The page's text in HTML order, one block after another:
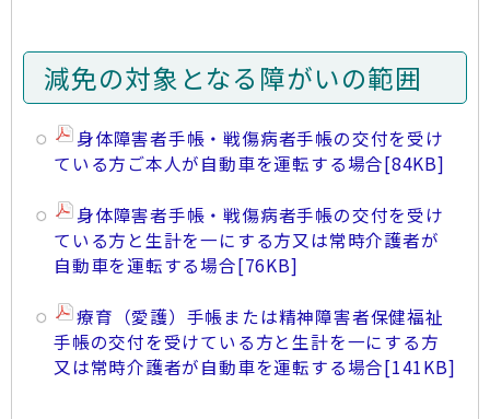
減免の対象となる障がいの範囲
身体障害者手帳・戦傷病者手帳の交付を受け
ている方ご本人が自動車を運転する場合[84KB]
身体障害者手帳・戦傷病者手帳の交付を受け
ている方と生計を一にする方又は常時介護者が
自動車を運転する場合[76KB]
療育（愛護）手帳または精神障害者保健福祉
手帳の交付を受けている方と生計を一にする方
又は常時介護者が自動車を運転する場合[141KB]